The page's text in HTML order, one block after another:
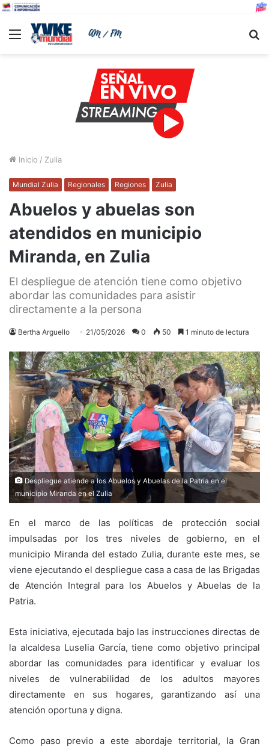
Menu
Inicio / Zulia
Mundial Zulia Regionales Regiones Zulia
Abuelos y abuelas son
atendidos en municipio
Miranda, en Zulia
El despliegue de atención tiene como objetivo
abordar las comunidades para asistir
directamente a la persona
Bertha Arguello 21/05/2026 0 50 1 minuto de lectura
Despliegue atiende a los Abuelos y Abuelas de la Patria en el
municipio Miranda en el Zulia
En el marco de las políticas de protección social
impulsadas por los tres niveles de gobierno, en el
municipio Miranda del estado Zulia, durante este mes, se
viene ejecutando el despliegue casa a casa de las Brigadas
de Atención Integral para los Abuelos y Abuelas de la
Patria.
Esta iniciativa, ejecutada bajo las instrucciones directas de
la alcaldesa Luselia García, tiene como objetivo principal
abordar las comunidades para identificar y evaluar los
niveles de vulnerabilidad de los adultos mayores
directamente en sus hogares, garantizando así una
atención oportuna y digna.
Como paso previo a este abordaje territorial, la Gran